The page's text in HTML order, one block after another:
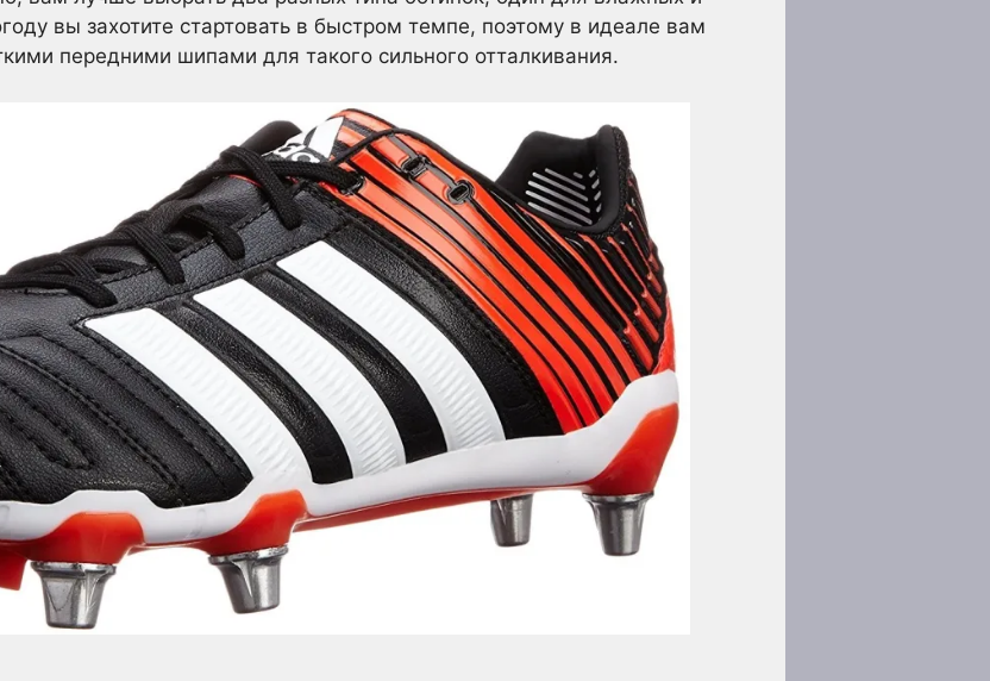
вы захотите стартовать в быстром темпе, поэтому в идеале вам
передними шипами для такого сильного отталкивания.